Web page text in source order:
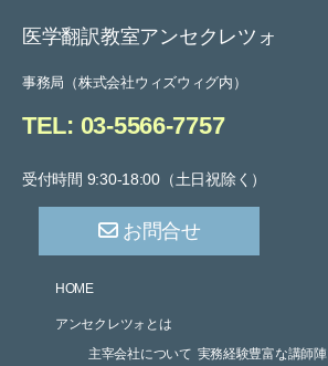
医学翻訳教室アンセクレツォ
事務局（株式会社ウィズウィグ内）
TEL: 03-5566-7757
受付時間 9:30-18:00（土日祝除く）
お問合せ
HOME
アンセクレツォとは
主宰会社について 実務経験豊富な講師陣